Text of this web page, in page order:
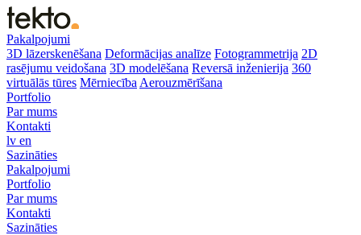
Pakalpojumi
3D lāzerskenēšana Deformācijas analīze Fotogrammetrija 2D
rasējumu veidošana 3D modelēšana Reversā inženierija 360
virtuālās tūres Mērniecība Aerouzmērīšana
Portfolio
Par mums
Kontakti
lv en
Sazināties
Pakalpojumi
Portfolio
Par mums
Kontakti
Sazināties